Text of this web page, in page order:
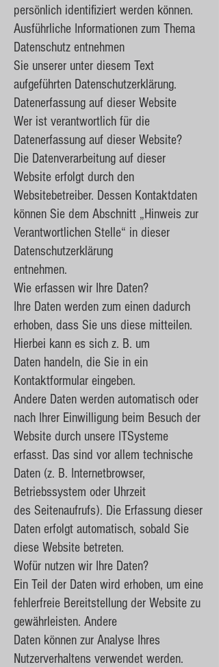
persönlich identifiziert werden können.
Ausführliche Informationen zum Thema
Datenschutz entnehmen
Sie unserer unter diesem Text
aufgeführten Datenschutzerklärung.
Datenerfassung auf dieser Website
Wer ist verantwortlich für die
Datenerfassung auf dieser Website?
Die Datenverarbeitung auf dieser
Website erfolgt durch den
Websitebetreiber. Dessen Kontaktdaten
können Sie dem Abschnitt „Hinweis zur
Verantwortlichen Stelle“ in dieser
Datenschutzerklärung
entnehmen.
Wie erfassen wir Ihre Daten?
Ihre Daten werden zum einen dadurch
erhoben, dass Sie uns diese mitteilen.
Hierbei kann es sich z. B. um
Daten handeln, die Sie in ein
Kontaktformular eingeben.
Andere Daten werden automatisch oder
nach Ihrer Einwilligung beim Besuch der
Website durch unsere ITSysteme
erfasst. Das sind vor allem technische
Daten (z. B. Internetbrowser,
Betriebssystem oder Uhrzeit
des Seitenaufrufs). Die Erfassung dieser
Daten erfolgt automatisch, sobald Sie
diese Website betreten.
Wofür nutzen wir Ihre Daten?
Ein Teil der Daten wird erhoben, um eine
fehlerfreie Bereitstellung der Website zu
gewährleisten. Andere
Daten können zur Analyse Ihres
Nutzerverhaltens verwendet werden.